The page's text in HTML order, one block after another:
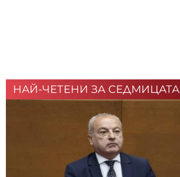
НАЙ-ЧЕТЕНИ ЗА СЕДМИЦАТА